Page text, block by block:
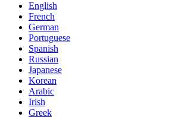
English
French
German
Portuguese
Spanish
Russian
Japanese
Korean
Arabic
Irish
Greek